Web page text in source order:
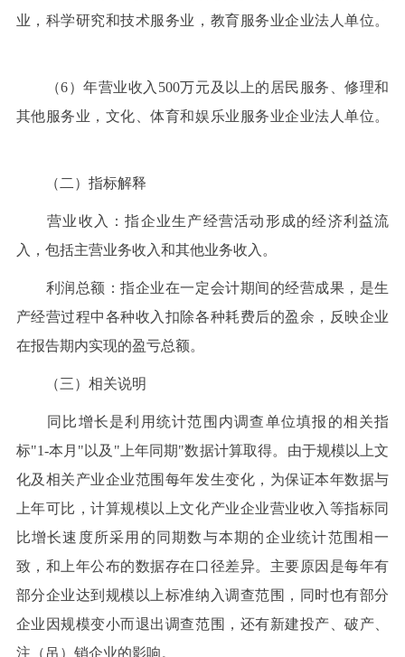
业，科学研究和技术服务业，教育服务业企业法人单位。
（6）年营业收入500万元及以上的居民服务、修理和
其他服务业，文化、体育和娱乐业服务业企业法人单位。
（二）指标解释
营业收入：指企业生产经营活动形成的经济利益流
入，包括主营业务收入和其他业务收入。
利润总额：指企业在一定会计期间的经营成果，是生
产经营过程中各种收入扣除各种耗费后的盈余，反映企业
在报告期内实现的盈亏总额。
（三）相关说明
同比增长是利用统计范围内调查单位填报的相关指
标"1-本月"以及"上年同期"数据计算取得。由于规模以上文
化及相关产业企业范围每年发生变化，为保证本年数据与
上年可比，计算规模以上文化产业企业营业收入等指标同
比增长速度所采用的同期数与本期的企业统计范围相一
致，和上年公布的数据存在口径差异。主要原因是每年有
部分企业达到规模以上标准纳入调查范围，同时也有部分
企业因规模变小而退出调查范围，还有新建投产、破产、
注（吊）销企业的影响。